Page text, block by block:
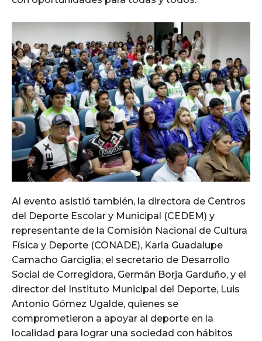
Al evento asistió también, la directora de Centros
del Deporte Escolar y Municipal (CEDEM) y
representante de la Comisión Nacional de Cultura
Física y Deporte (CONADE), Karla Guadalupe
Camacho Garciglia; el secretario de Desarrollo
Social de Corregidora, Germán Borja Garduño, y el
director del Instituto Municipal del Deporte, Luis
Antonio Gómez Ugalde, quienes se
comprometieron a apoyar al deporte en la
localidad para lograr una sociedad con hábitos